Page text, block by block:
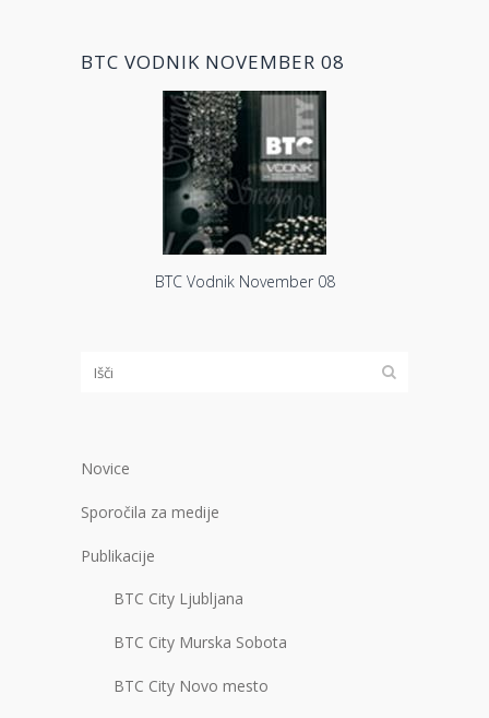
BTC VODNIK NOVEMBER 08
BTC Vodnik November 08
Novice
Sporočila za medije
Publikacije
BTC City Ljubljana
BTC City Murska Sobota
BTC City Novo mesto